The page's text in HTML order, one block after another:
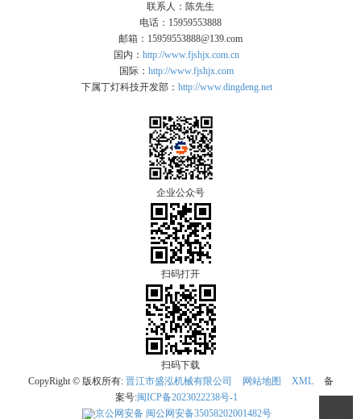
联系人：陈先生
电话：15959553888
邮箱：15959553888@139.com
国内： http://www.fjshjx.com.cn
国际： http://www.fjshjx.com
下属丁灯科技开发部： http://www.dingdeng.net
企业公众号
扫码打开
扫码下载
CopyRight © 版权所有: 晋江市盛泓机械有限公司 网站地图 XML
备
案号:闽ICP备2023022238号-1
京公网安备闽公网安备35058202001482号